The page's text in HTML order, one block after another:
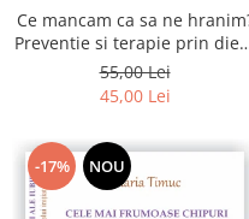
Ce mancam ca sa ne
Preventie si terapie prin
in bolile cardiovasculare si in
diabetul zaharat
55,00 Lei
45,00 Lei
-17% NOU